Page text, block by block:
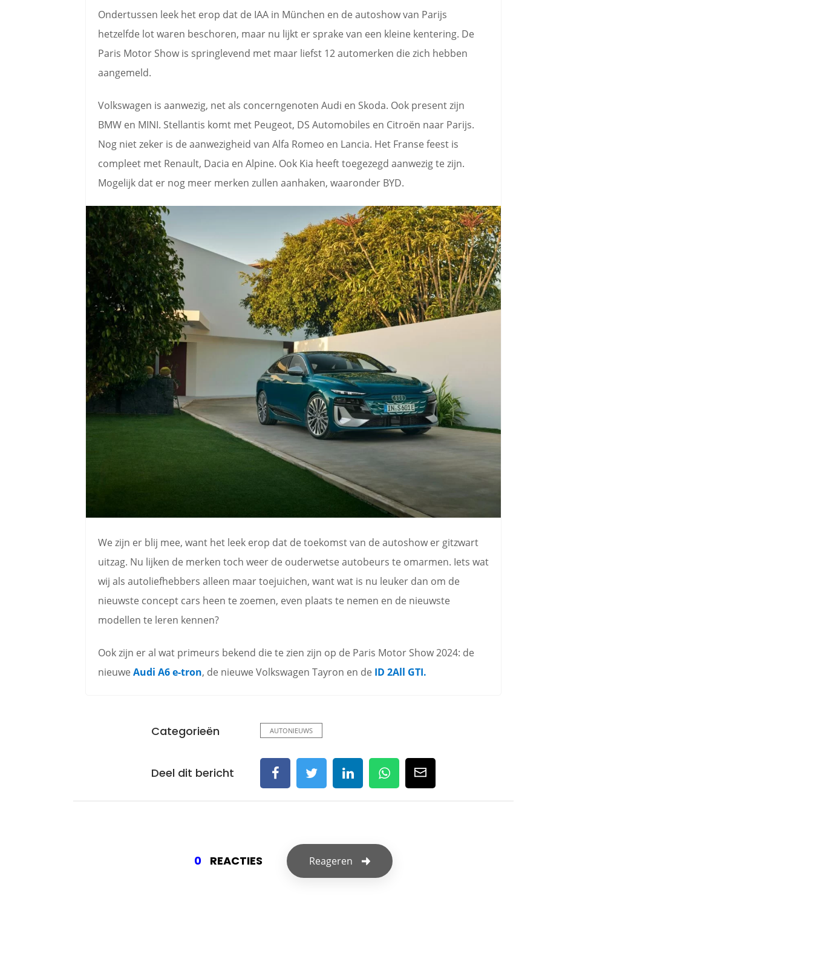
Ondertussen leek het erop dat de IAA in München en de autoshow van Parijs
hetzelfde lot waren beschoren, maar nu lijkt er sprake van een kleine kentering. De
Paris Motor Show is springlevend met maar liefst 12 automerken die zich hebben
aangemeld.
Volkswagen is aanwezig, net als concerngenoten Audi en Skoda. Ook present zijn
BMW en MINI. Stellantis komt met Peugeot, DS Automobiles en Citroën naar Parijs.
Nog niet zeker is de aanwezigheid van Alfa Romeo en Lancia. Het Franse feest is
compleet met Renault, Dacia en Alpine. Ook Kia heeft toegezegd aanwezig te zijn.
Mogelijk dat er nog meer merken zullen aanhaken, waaronder BYD.
We zijn er blij mee, want het leek erop dat de toekomst van de autoshow er gitzwart
uitzag. Nu lijken de merken toch weer de ouderwetse autobeurs te omarmen. Iets wat
wij als autoliefhebbers alleen maar toejuichen, want wat is nu leuker dan om de
nieuwste concept cars heen te zoemen, even plaats te nemen en de nieuwste
modellen te leren kennen?
Ook zijn er al wat primeurs bekend die te zien zijn op de Paris Motor Show 2024: de
nieuwe Audi A6 e-tron, de nieuwe Volkswagen Tayron en de ID 2All GTI.
Categorieën AUTONIEUWS
Deel dit bericht
0 REACTIES Reageren